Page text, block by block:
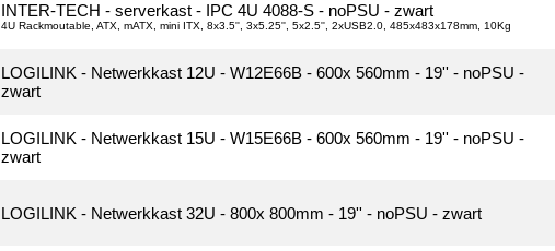
INTER-TECH - serverkast - IPC 4U 4088-S - noPSU - zwart
4U Rackmoutable, ATX, mATX, mini ITX, 8x3.5'', 3x5.25'', 5x2.5'', 2xUSB2.0, 485x483x178mm, 10Kg
LOGILINK - Netwerkkast 12U - W12E66B - 600x 560mm - 19'' - noPSU -
zwart
LOGILINK - Netwerkkast 15U - W15E66B - 600x 560mm - 19'' - noPSU -
zwart
LOGILINK - Netwerkkast 32U - 800x 800mm - 19'' - noPSU - zwart